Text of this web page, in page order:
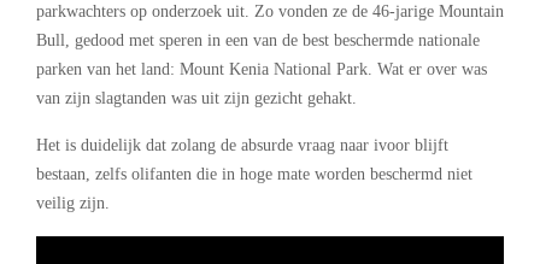
parkwachters op onderzoek uit. Zo vonden ze de 46-jarige Mountain
Bull, gedood met speren in een van de best beschermde nationale
parken van het land: Mount Kenia National Park. Wat er over was
van zijn slagtanden was uit zijn gezicht gehakt.
Het is duidelijk dat zolang de absurde vraag naar ivoor blijft
bestaan, zelfs olifanten die in hoge mate worden beschermd niet
veilig zijn.